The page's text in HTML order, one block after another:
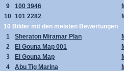
9
100 3946
10 101 2282
10 Bilder mit den meisten Bewertungen
1
Sheraton Miramar Plan
2
El Gouna Map 001
3
El Gouna Map
4
Abu Tig Marina